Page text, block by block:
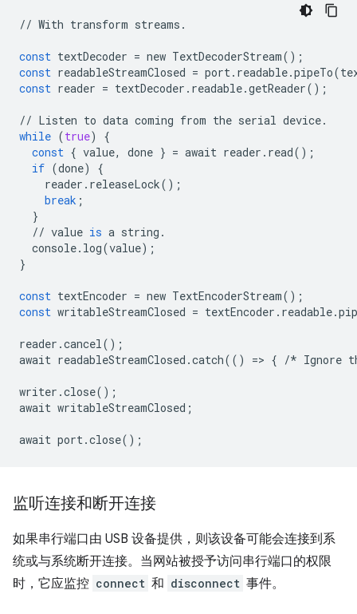
// With transform streams .
const textDecoder = new TextDecoderStream();
const readableStreamClosed = port. readable.pipeTo(
const reader = textDecoder . readable.getReader();
// Listen to data coming from the serial device.
while (true)
{
const { value, done } = await reader . read();
if (done)
{
reader . releaseLock();
break ;
}
// value is a string .
console. log(value);
}
const textEncoder = new TextEncoderStream();
const writableStreamClosed = textEncoder . readable.
reader .cancel();
await readableStreamClosed .catch(() => { /* Ignore
writer .close();
await writableStreamClosed ;
await port.close();
监听连接和断开连接
如果串行端口由 USB 设备提供，则该设备可能会连接到系
统或与系统断开连接。当网站被授予访问串行端口的权限
时，它应监控 connect 和 disconnect 事件。